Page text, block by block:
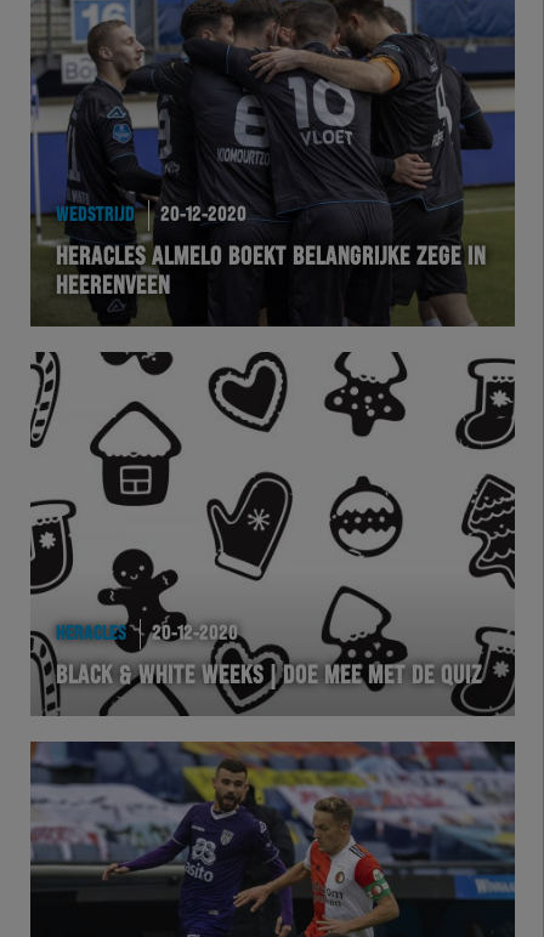
WEDSTRIJD 20-12-2020
HERACLES ALMELO BOEKT BELANGRIJKE ZEGE IN
HEERENVEEN
HERACLES 20-12-2020
BLACK & WHITE WEEKS | DOE MEE MET DE QUIZ